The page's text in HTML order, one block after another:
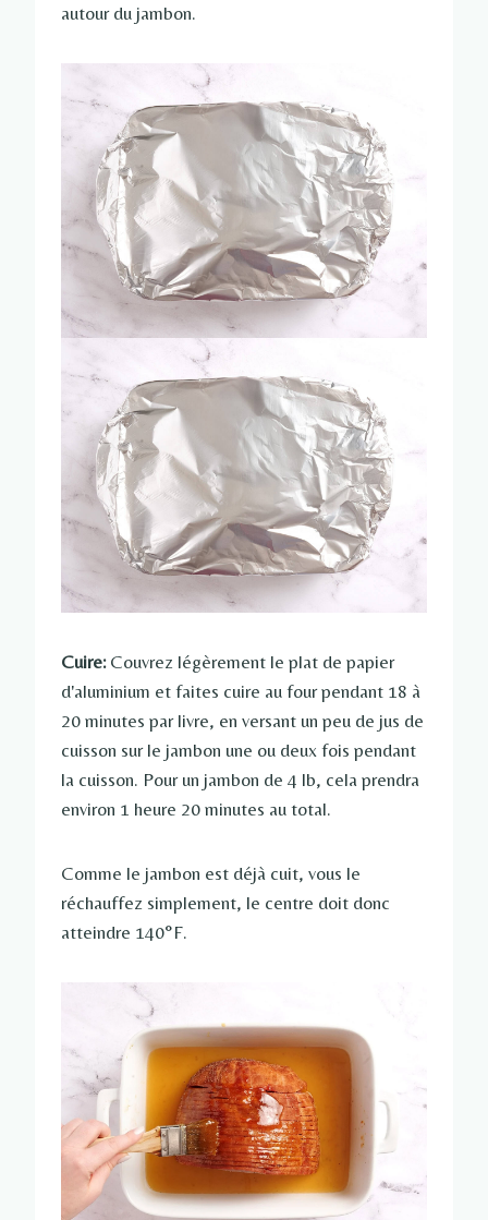
autour du jambon.
Cuire:Couvrez légèrement le plat de papier
d'aluminium et faites cuire au four pendant 18 à
20 minutes par livre, en versant un peu de jus de
cuisson sur le jambon une ou deux fois pendant
la cuisson. Pour un jambon de 4 lb, cela prendra
environ 1 heure 20 minutes au total.
Comme le jambon est déjà cuit, vous le
réchauffez simplement, le centre doit donc
atteindre 140°F.